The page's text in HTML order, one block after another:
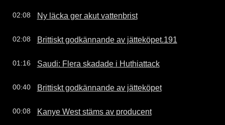
02:08 Ny läcka ger akut vattenbrist
02:08 Brittiskt godkännande av jätteköpet.191
01:16 Saudi: Flera skadade i Huthiattack
00:40 Brittiskt godkännande av jätteköpet
00:08 Kanye West stäms av producent